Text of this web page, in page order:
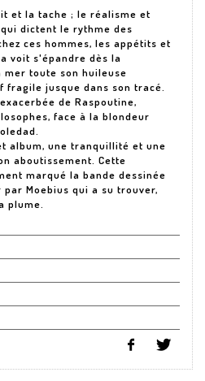
et la tache ; le réalisme et
dictent le rythme des
ces hommes, les appétits et
voit s'épandre dès la
mer toute son huileuse
fragile jusque dans son tracé.
de Raspoutine,
face à la blondeur
album, une tranquillité et une
aboutissement. Cette
marqué la bande dessinée
Moebius qui a su trouver,